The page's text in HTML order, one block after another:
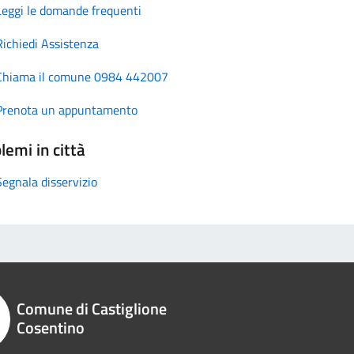
le domande frequenti
Assistenza
il comune 0984 442007
un appuntamento
in città
disservizio
Comune di Castiglione
Cosentino